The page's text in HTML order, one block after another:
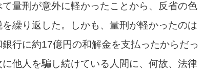
量刑が意外に軽かったことから、反省の色
繰り返した。しかも、量刑が軽かったのは
行に約17億円の和解金を支払ったからだっ
他人を騙し続けている人間に、何故、法律